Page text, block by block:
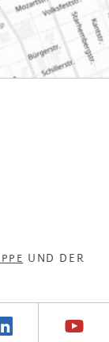
UND DER